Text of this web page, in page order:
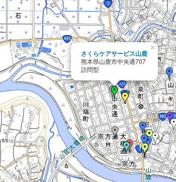
さくらケアサービス山鹿
熊本県山鹿市中央通707
訪問型
×